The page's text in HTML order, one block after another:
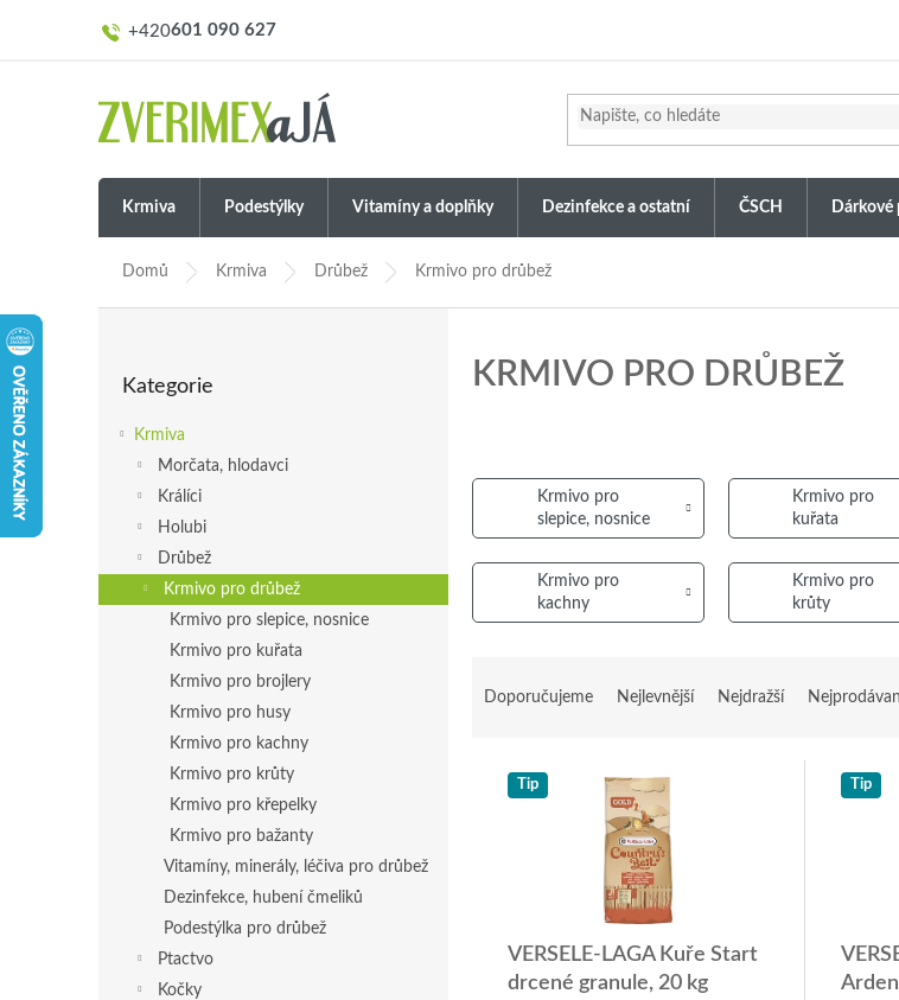
601 090 627
Krmiva Podestýlky Vitamíny a doplňky Dezinfekce a ostatní ČSCH Dárkové
Domů Krmiva Drůbež Krmivo pro drůbež
a
n
kategorie
Kategorie
Krmiva
Morčata, hlodavci
Králíci
Holubi
Drůbež
Krmivo pro drůbež
Krmivo pro slepice, nosnice
Krmivo pro kuřata
Krmivo pro brojlery
Krmivo pro husy
Krmivo pro kachny
Krmivo pro krůty
Krmivo pro křepelky
Krmivo pro bažanty
Vitamíny, minerály, léčiva pro drůbež
Dezinfekce, hubení čmeliků
Podestýlka pro drůbež
Ptactvo
Kočky
KRMIVO PRO DRŮBEŽ
Krmivo pro
slepice, nosnice
Krmivo pro
kuřata
Krmivo pro
kachny
Krmivo pro
krůty
Doporučujeme Nejlevnější Nejdražší
Tip
VERSELE-LAGA Kuře Start
drcené granule, 20 kg
Tip